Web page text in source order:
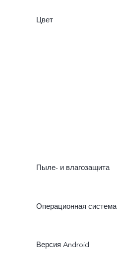
Цвет
Пыле- и влагозащита
Операционная система
Версия Android